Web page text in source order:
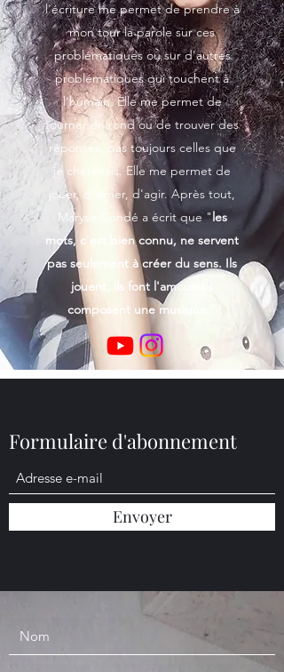
l'écriture me permet de prendre à
mon tour la parole sur ces
problématiques ou sur d'autres
problématiques qui touchent à
l'humain. Elle me permet de
tourner en rond ou de trouver des
réponses, pas toujours celles que
je cherchais. Elle me permet de
jouer, d'aimer, d'agir. Après tout,
Maryse Condé a écrit que "les
mots, c'est bien connu, ne servent
pas seulement à créer du sens. Ils
jouent, ils font l'amour. Ils
composent une musique."
Formulaire d'abonnement
Envoyer